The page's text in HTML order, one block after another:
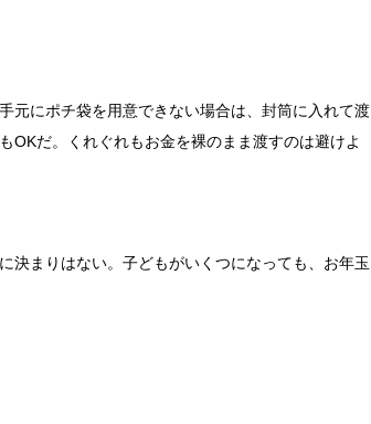
元にポチ袋を用意できない場合は、封筒に入れて渡
OKだ。くれぐれもお金を裸のまま渡すのは避けよ
決まりはない。子どもがいくつになっても、お年玉